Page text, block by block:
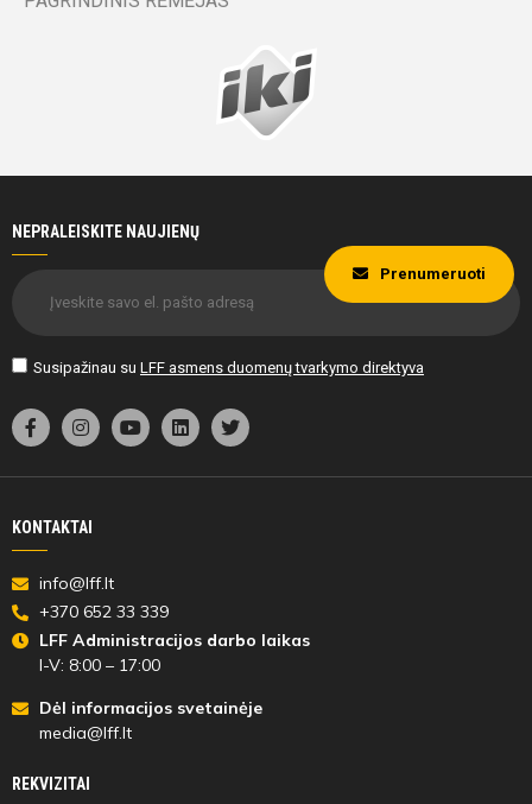
NEPRALEISKITE NAUJIENŲ
Susipažinau su LFF asmens duomenų tvarkymo direktyva
Prenumeruoti
KONTAKTAI
info@lff.lt
+370 652 33 339
LFF Administracijos darbo laikas
I-V: 8:00 – 17:00
Dėl informacijos svetainėje
media@lff.lt
REKVIZITAI